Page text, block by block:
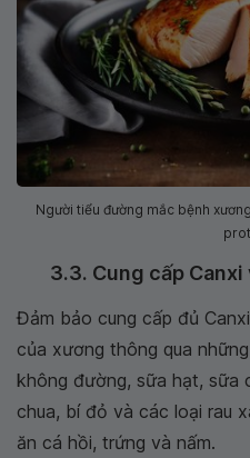
Người tiểu đường mắc bệnh
3.3. Cung cấp Canxi
Đảm bảo cung cấp đủ
của xương thông qua
không đường, sữa hạt, sữa
chua, bí đỏ và các loại rau
ăn cá hồi, trứng và nấm.